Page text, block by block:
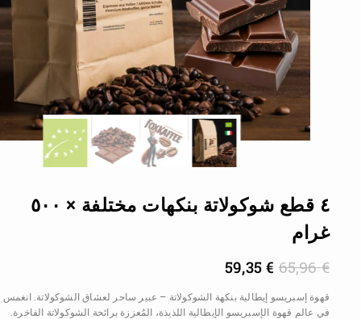
٤ قطع شوكولاتة بنكهات مختلفة × ٥٠٠
غرام
65,96€
59,35€
قهوة إسبريسو إيطالية بنكهة الشوكولاتة – عبير ساحر لعشاق الشوكولاتة. انغمس
في عالم قهوة الإسبريسو الإيطالية اللذيذة، المُعززة برائحة الشوكولاتة الفاخرة.